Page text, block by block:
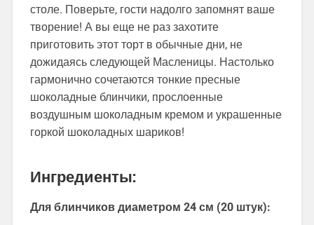
столе. Поверьте, гости надолго запомнят ваше
творение! А вы еще не раз захотите
приготовить этот торт в обычные дни, не
дожидаясь следующей Масленицы. Настолько
гармонично сочетаются тонкие пресные
шоколадные блинчики, прослоенные
воздушным шоколадным кремом и украшенные
горкой шоколадных шариков!
Ингредиенты:
Для блинчиков диаметром 24 см (20 штук):